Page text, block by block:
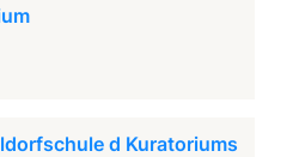
d Kuratoriums